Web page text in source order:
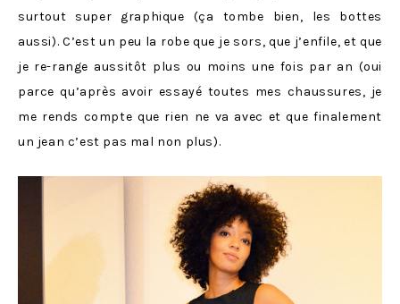
surtout super graphique (ça tombe bien, les bottes
aussi). C’est un peu la robe que je sors, que j’enfile, et que
je re-range aussitôt plus ou moins une fois par an (oui
parce qu’après avoir essayé toutes mes chaussures, je
me rends compte que rien ne va avec et que finalement
un jean c’est pas mal non plus).